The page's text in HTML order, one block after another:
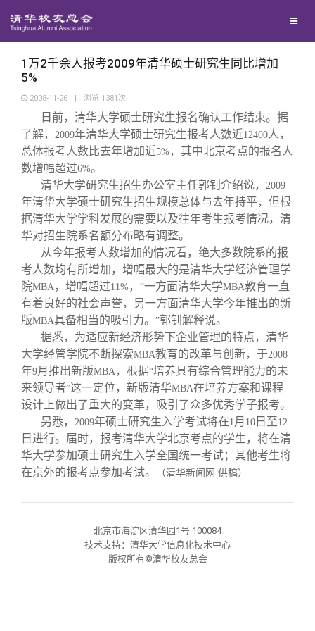
地区联络
年级联络
院系校友工作
专业委员会
兴趣群体
西南联大校友会
回馈母校
捐赠项目
捐赠新闻
捐赠纪事
捐赠方法
义工计划
媒体平台
《清华校友通讯》
《水木清华》
我要订阅
新媒体平台
百年清华
清华人物
清华故事
青春风采
校友文苑
校友讲坛
校友视界
校友服务
终身学习
信息化服务
三创大赛
实用信息
校友总会
总会简介
会长致辞
总会章程
理事会名单
制度法规
关闭
1万2千余人报考2009年清华硕士研究生同比增加
5%
2008-11-26 | 浏览 1381 次
日前，清华大学硕士研究生报名确认工作结束。据
了解， 2009年清华大学硕士研究生报考人数近12400人，
总体报考人数比去年增加近5% ，其中北京考点的报名人
数增幅超过6%。
清华大学研究生招生办公室主任郭钊介绍说， 2009
年清华大学硕士研究生招生规模总体与去年持平，但根
据清华大学学科发展的需要以及往年考生报考情况，清
华对招生院系名额分布略有调整。
从今年报考人数增加的情况看，绝大多数院系的报
考人数均有所增加，增幅最大的是清华大学经济管理学
院MBA ，增幅超过11% ， “一方面清华大学MBA教育一直
有着良好的社会声誉，另一方面清华大学今年推出的新
版MBA具备相当的吸引力。 ”郭钊解释说。
据悉，为适应新经济形势下企业管理的特点，清华
大学经管学院不断探索MBA教育的改革与创新，于2008
年9月推出新版MBA ，根据“培养具有综合管理能力的未
来领导者”这一定位，新版清华MBA在培养方案和课程
设计上做出了重大的变革，吸引了众多优秀学子报考。
另悉， 2009年硕士研究生入学考试将在1 月 10 日至12
日进行。届时，报考清华大学北京考点的学生，将在清
华大学参加硕士研究生入学全国统一考试；其他考生将
在京外的报考点参加考试。
（清华新闻网 供稿）
北京市海淀区清华园1号 100084
技术支持：清华大学信息化技术中心
版权所有©清华校友总会